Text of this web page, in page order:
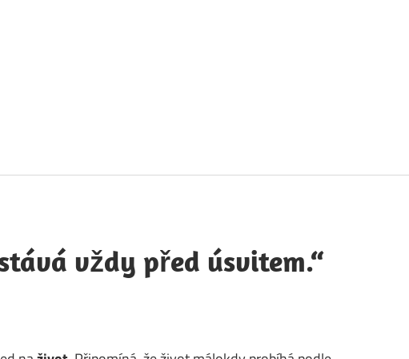
vždy před úsvitem.“